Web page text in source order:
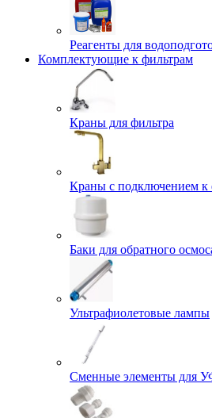
Реагенты для
Комплектующие к фильтрам
Краны для фильтра
Краны с подключением к
Баки для обратного
Ультрафиолетовые лампы
Сменные элементы для